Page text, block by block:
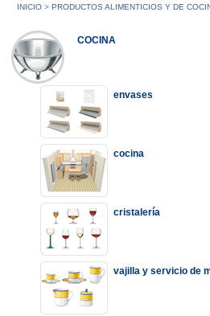
INICIO > PRODUCTOS ALIMENTICIOS Y DE
COCINA
envases
cocina
cristalería
vajilla y servicio de